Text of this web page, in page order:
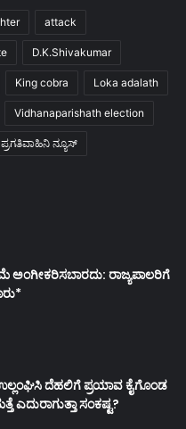
attack
D.K.Shivakumar
King cobra Loka adalath
Vidhanaparishath election
ಪ್ರಗತಿವಾಹಿನಿ ನ್ಯೂಸ್
ಅಂಗೀಕರಿಸಬಾರದು: ರಾಜ್ಯಪಾಲರಿಗೆ
ದೆಹಲಿಗೆ ಪ್ರಯಾವ ಕೈಗೊಂಡ
ಎದುರಾಗುತ್ತಾ ಸಂಕಷ್ಟ?